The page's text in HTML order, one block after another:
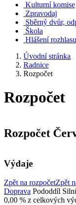
Kulturní komise
Zpravodaj
Sběrný dvůr,
Škola
Hlášení rozhlasu
Úvodní stránka
Radnice
Rozpočet
Rozpočet
Rozpočet
Výdaje
Zpět na rozpočetZpět
Doprava Pododdíl
0,00 % z celkových